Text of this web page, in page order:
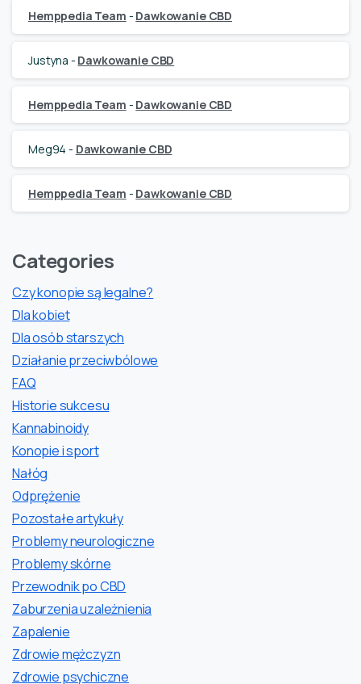
Hemppedia Team - Dawkowanie CBD
Justyna - Dawkowanie CBD
Hemppedia Team - Dawkowanie CBD
Meg94 - Dawkowanie CBD
Hemppedia Team - Dawkowanie CBD
Categories
Czy konopie są legalne?
Dla kobiet
Dla osób starszych
Działanie przeciwbólowe
FAQ
Historie sukcesu
Kannabinoidy
Konopie i sport
Nałóg
Odprężenie
Pozostałe artykuły
Problemy neurologiczne
Problemy skórne
Przewodnik po CBD
Zaburzenia uzależnienia
Zapalenie
Zdrowie mężczyzn
Zdrowie psychiczne